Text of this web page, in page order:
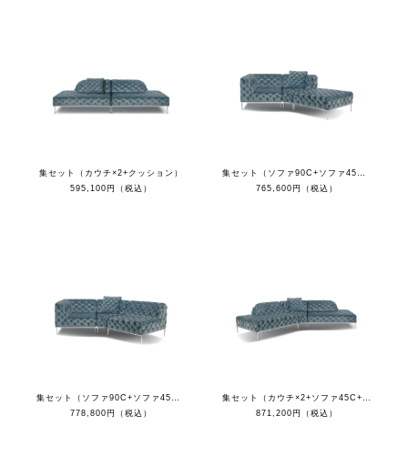
集セット（カウチ×2+クッション）
595,100円（税込）
集セット（ソファ90C+ソファ45C+オットマン+クッション）
765,600円（税込）
集セット（ソファ90C+ソファ45C+ソファ1S+クッション）
778,800円（税込）
集セット（カウチ×2+ソファ45C+クッション）
871,200円（税込）